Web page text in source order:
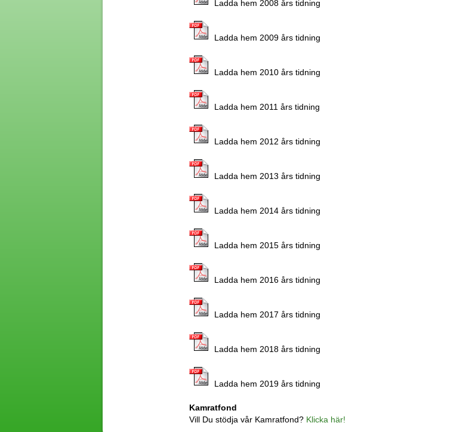
Ladda hem 2008 års tidning
Ladda hem 2009 års tidning
Ladda hem 2010 års tidning
Ladda hem 2011 års tidning
Ladda hem 2012 års tidning
Ladda hem 2013 års tidning
Ladda hem 2014 års tidning
Ladda hem 2015 års tidning
Ladda hem 2016 års tidning
Ladda hem 2017 års tidning
Ladda hem 2018 års tidning
Ladda hem 2019 års tidning
Kamratfond
Vill Du stödja vår Kamratfond? Klicka här!